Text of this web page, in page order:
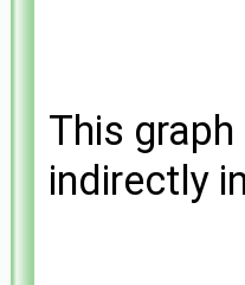
This
indirectly